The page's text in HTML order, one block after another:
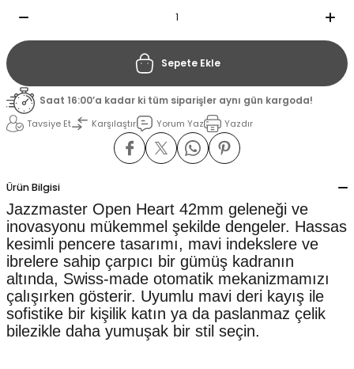
Sepete Ekle
Saat 16:00’a kadar ki tüm siparişler aynı gün kargoda!
Tavsiye Et
Karşılaştır Yorum Yaz Yazdır
Ürün Bilgisi
Jazzmaster Open Heart 42mm geleneği ve
inovasyonu mükemmel şekilde dengeler. Hassas
kesimli pencere tasarımı, mavi indekslere ve
ibrelere sahip çarpıcı bir gümüş kadranın
altında, Swiss-made otomatik mekanizmamızı
çalışırken gösterir. Uyumlu mavi deri kayış ile
sofistike bir kişilik katın ya da paslanmaz çelik
bilezikle daha yumuşak bir stil seçin.